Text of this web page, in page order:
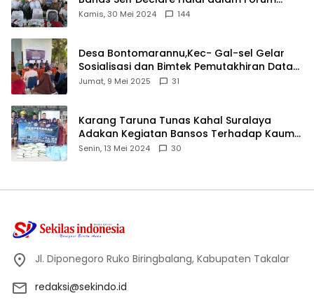
Ijtima Ulama MUI
Kamis, 30 Mei 2024 144
Desa Bontomarannu,Kec- Gal-sel Gelar
Sosialisasi dan Bimtek Pemutakhiran Data
ID
Jumat, 9 Mei 2025 31
Karang Taruna Tunas Kahal Suralaya
Adakan Kegiatan Bansos Terhadap Kaum
Dhuafa dan Anak Yatim-Piatu
Senin, 13 Mei 2024 30
Jl. Diponegoro Ruko Biringbalang, Kabupaten Takalar
redaksi@sekindo.id